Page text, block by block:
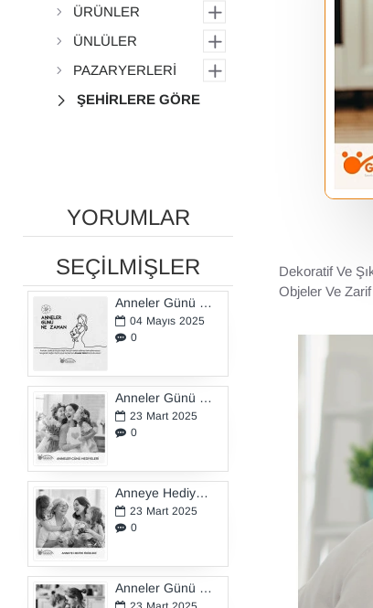
ÜRÜNLER
ÜNLÜLER
PAZARYERLERİ
ŞEHİRLERE GÖRE
YORUMLAR
SEÇİLMİŞLER
Anneler Günü Ne Zaman?
04 Mayıs 2025
0
Anneler Günü Hediyeleri
23 Mart 2025
0
Anneye Hediye Fikirleri
23 Mart 2025
0
Anneler Günü Hediye Önerileri
Dekoratif Ve
Objeler Ve Zarif